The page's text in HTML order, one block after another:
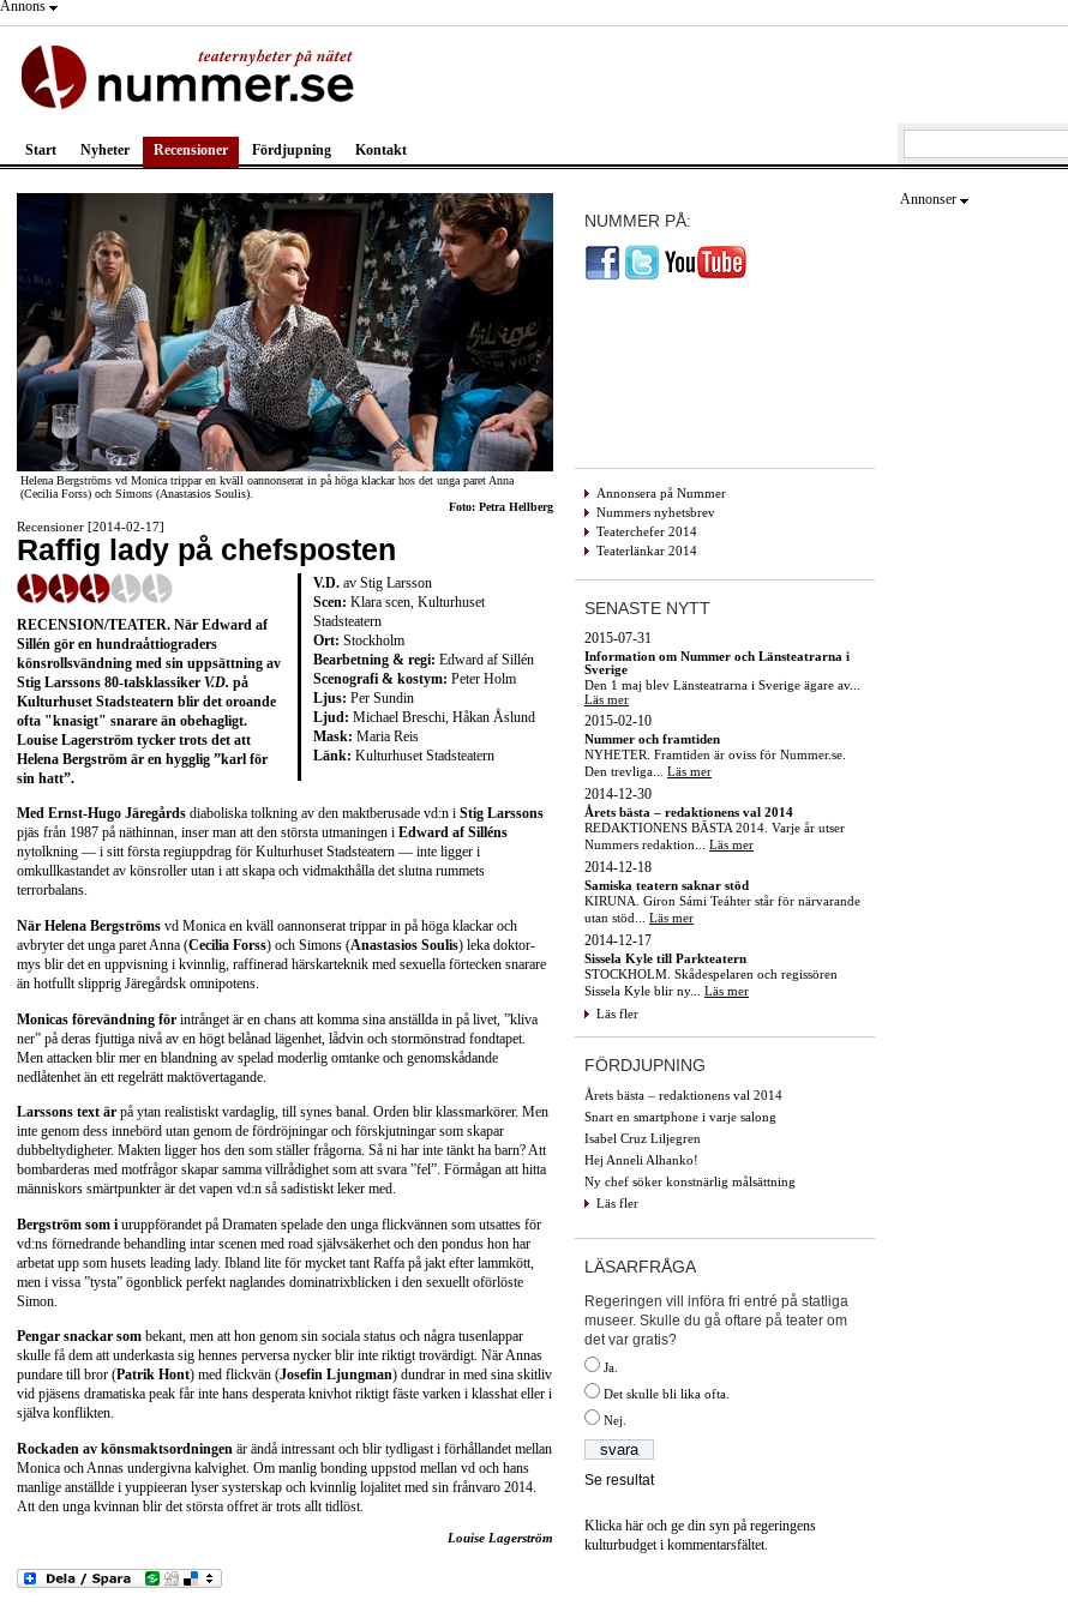
Annons
Start Nyheter Recensioner Fördjupning Kontakt
Helena Bergströms vd Monica trippar en kväll oannonserat in på höga klackar hos det unga paret Anna
(Cecilia Forss) och Simons (Anastasios Soulis).
Foto: Petra Hellberg
Recensioner [2014-02-17]
Raffig lady på chefsposten
V.D. av Stig Larsson
Scen: Klara scen, Kulturhuset
Stadsteatern
Ort: Stockholm
Bearbetning & regi: Edward af Sillén
Scenografi & kostym: Peter Holm
Ljus: Per Sundin
Ljud: Michael Breschi, Håkan Åslund
Mask: Maria Reis
Länk: Kulturhuset Stadsteatern
RECENSION/TEATER. När Edward af
Sillén gör en hundraåttiograders
könsrollsvändning med sin uppsättning av
Stig Larssons 80-talsklassiker V.D. på
Kulturhuset Stadsteatern blir det oroande
ofta "knasigt" snarare än obehagligt.
Louise Lagerström tycker trots det att
Helena Bergström är en hygglig ”karl för
sin hatt”.
Med Ernst-Hugo Järegårds diaboliska tolkning av den maktberusade vd:n i Stig Larssons
pjäs från 1987 på näthinnan, inser man att den största utmaningen i Edward af Silléns
nytolkning — i sitt första regiuppdrag för Kulturhuset Stadsteatern — inte ligger i
omkullkastandet av könsroller utan i att skapa och vidmakthålla det slutna rummets
terrorbalans.
När Helena Bergströms vd Monica en kväll oannonserat trippar in på höga klackar och
avbryter det unga paret Anna (Cecilia Forss) och Simons (Anastasios Soulis) leka doktor-
mys blir det en uppvisning i kvinnlig, raffinerad härskarteknik med sexuella förtecken snarare
än hotfullt slipprig Järegårdsk omnipotens.
Monicas förevändning för intrånget är en chans att komma sina anställda in på livet, ”kliva
ner” på deras fjuttiga nivå av en högt belånad lägenhet, lådvin och stormönstrad fondtapet.
Men attacken blir mer en blandning av spelad moderlig omtanke och genomskådande
nedlåtenhet än ett regelrätt maktövertagande.
Larssons text är på ytan realistiskt vardaglig, till synes banal. Orden blir klassmarkörer. Men
inte genom dess innebörd utan genom de fördröjningar och förskjutningar som skapar
dubbeltydigheter. Makten ligger hos den som ställer frågorna. Så ni har inte tänkt ha barn? Att
bombarderas med motfrågor skapar samma villrådighet som att svara ”fel”. Förmågan att hitta
människors smärtpunkter är det vapen vd:n så sadistiskt leker med.
Bergström som i uruppförandet på Dramaten spelade den unga flickvännen som utsattes för
vd:ns förnedrande behandling intar scenen med road självsäkerhet och den pondus hon har
arbetat upp som husets leading lady. Ibland lite för mycket tant Raffa på jakt efter lammkött,
men i vissa ”tysta” ögonblick perfekt naglandes dominatrixblicken i den sexuellt oförlöste
Simon.
Pengar snackar som bekant, men att hon genom sin sociala status och några tusenlappar
skulle få dem att underkasta sig hennes perversa nycker blir inte riktigt trovärdigt. När Annas
pundare till bror (Patrik Hont) med flickvän (Josefin Ljungman) dundrar in med sina skitliv
vid pjäsens dramatiska peak får inte hans desperata knivhot riktigt fäste varken i klasshat eller i
själva konflikten.
Rockaden av könsmaktsordningen är ändå intressant och blir tydligast i förhållandet mellan
Monica och Annas undergivna kalvighet. Om manlig bonding uppstod mellan vd och hans
manlige anställde i yuppieeran lyser systerskap och kvinnlig lojalitet med sin frånvaro 2014.
Att den unga kvinnan blir det största offret är trots allt tidlöst.
Louise Lagerström
NUMMER PÅ:
Annonsera på Nummer
Nummers nyhetsbrev
Teaterchefer 2014
Teaterlänkar 2014
SENASTE NYTT
2015-07-31
Information om Nummer och Länsteatrarna i
Sverige
Den 1 maj blev Länsteatrarna i Sverige ägare av...
Läs mer
2015-02-10
Nummer och framtiden
NYHETER. Framtiden är oviss för Nummer.se.
Den trevliga... Läs mer
2014-12-30
Årets bästa – redaktionens val 2014
REDAKTIONENS BÄSTA 2014. Varje år utser
Nummers redaktion... Läs mer
2014-12-18
Samiska teatern saknar stöd
KIRUNA. Giron Sámi Teáhter står för närvarande
utan stöd... Läs mer
2014-12-17
Sissela Kyle till Parkteatern
STOCKHOLM. Skådespelaren och regissören
Sissela Kyle blir ny... Läs mer
Läs fler
FÖRDJUPNING
Årets bästa – redaktionens val 2014
Snart en smartphone i varje salong
Isabel Cruz Liljegren
Hej Anneli Alhanko!
Ny chef söker konstnärlig målsättning
Läs fler
LÄSARFRÅGA
Regeringen vill införa fri entré på statliga
museer. Skulle du gå oftare på teater om
det var gratis?
Ja.
Det skulle bli lika ofta.
Nej.
Se resultat
Klicka här och ge din syn på regeringens
kulturbudget i kommentarsfältet.
Annonser